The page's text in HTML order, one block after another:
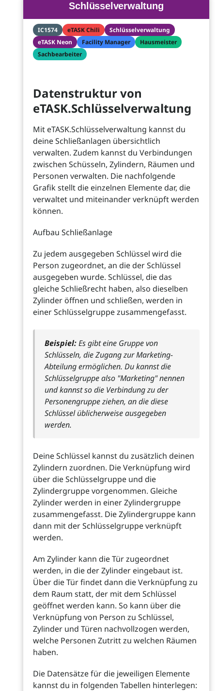
Schlüsselverwaltung
IC1574 eTASK Chili
Schlüsselverwaltung
eTASK Neon
Facility Manager
Hausmeister
Sachbearbeiter
Datenstruktur von
eTASK.Schlüsselverwaltung
Mit eTASK.Schlüsselverwaltung kannst du
deine Schließanlagen übersichtlich
verwalten. Zudem kannst du Verbindungen
zwischen Schüsseln, Zylindern, Räumen und
Personen verwalten. Die nachfolgende
Grafik stellt die einzelnen Elemente dar, die
verwaltet und miteinander verknüpft werden
können.
Aufbau Schließanlage
Zu jedem ausgegeben Schlüssel wird die
Person zugeordnet, an die der Schlüssel
ausgegeben wurde. Schlüssel, die das
gleiche Schließrecht haben, also dieselben
Zylinder öffnen und schließen, werden in
einer Schlüsselgruppe zusammengefasst.
Beispiel:Es gibt eine Gruppe von
Schlüsseln, die Zugang zur Marketing-
Abteilung ermöglichen. Du kannst die
Schlüsselgruppe also "Marketing" nennen
und kannst so die Verbindung zu der
Personengruppe ziehen, an die diese
Schlüssel üblicherweise ausgegeben
werden.
Deine Schlüssel kannst du zusätzlich deinen
Zylindern zuordnen. Die Verknüpfung wird
über die Schlüsselgruppe und die
Zylindergruppe vorgenommen. Gleiche
Zylinder werden in einer Zylindergruppe
zusammengefasst. Die Zylindergruppe kann
dann mit der Schlüsselgruppe verknüpft
werden.
Am Zylinder kann die Tür zugeordnet
werden, in die der Zylinder eingebaut ist.
Über die Tür findet dann die Verknüpfung zu
dem Raum statt, der mit dem Schlüssel
geöffnet werden kann. So kann über die
Verknüpfung von Person zu Schlüssel,
Zylinder und Türen nachvollzogen werden,
welche Personen Zutritt zu welchen Räumen
haben.
Die Datensätze für die jeweiligen Elemente
kannst du in folgenden Tabellen hinterlegen: